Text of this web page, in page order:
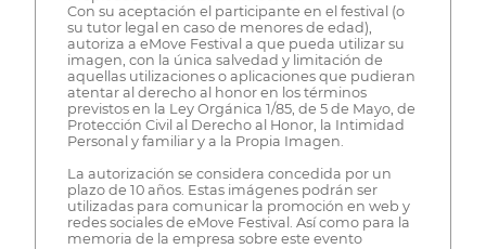
Con su aceptación el participante en el festival (o
su tutor legal en caso de menores de edad),
autoriza a eMove Festival a que pueda utilizar su
imagen, con la única salvedad y limitación de
aquellas utilizaciones o aplicaciones que pudieran
atentar al derecho al honor en los términos
previstos en la Ley Orgánica 1/85, de 5 de Mayo, de
Protección Civil al Derecho al Honor, la Intimidad
Personal y familiar y a la Propia Imagen.
La autorización se considera concedida por un
plazo de 10 años. Estas imágenes podrán ser
utilizadas para comunicar la promoción en web y
redes sociales de eMove Festival. Así como para la
memoria de la empresa sobre este evento